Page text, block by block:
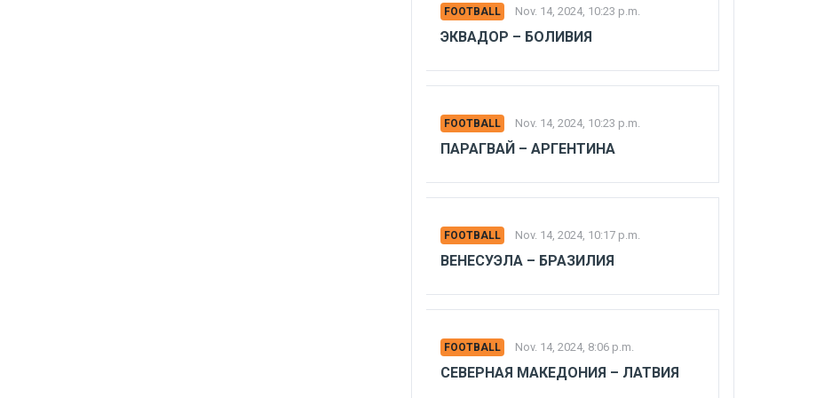
FOOTBALL Nov. 14, 2024, 10:23 p.m.
ЭКВАДОР – БОЛИВИЯ
FOOTBALL Nov. 14, 2024, 10:23 p.m.
ПАРАГВАЙ – АРГЕНТИНА
FOOTBALL Nov. 14, 2024, 10:17 p.m.
ВЕНЕСУЭЛА – БРАЗИЛИЯ
FOOTBALL Nov. 14, 2024, 8:06 p.m.
СЕВЕРНАЯ МАКЕДОНИЯ – ЛАТВИЯ